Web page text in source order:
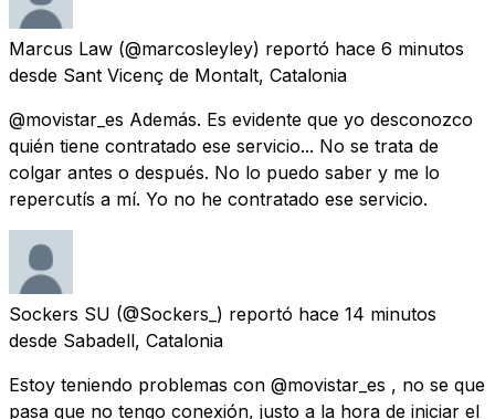
Marcus Law (@marcosleyley) reportó hace 6 minutos
desde Sant Vicenç de Montalt, Catalonia
@movistar_es Además. Es evidente que yo desconozco
quién tiene contratado ese servicio... No se trata de
colgar antes o después. No lo puedo saber y me lo
repercutís a mí. Yo no he contratado ese servicio.
Sockers SU (@Sockers_) reportó hace 14 minutos
desde Sabadell, Catalonia
Estoy teniendo problemas con @movistar_es , no se que
pasa que no tengo conexión, justo a la hora de iniciar el